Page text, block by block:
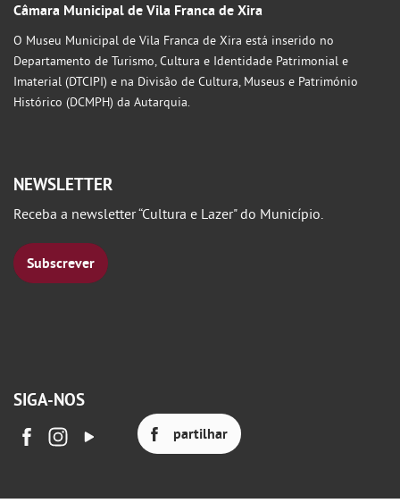
Câmara Municipal de Vila Franca de Xira
O Museu Municipal de Vila Franca de Xira está inserido no
Departamento de Turismo, Cultura e Identidade Patrimonial e
Imaterial (DTCIPI) e na Divisão de Cultura, Museus e Património
Histórico (DCMPH) da Autarquia.
NEWSLETTER
Receba a newsletter “Cultura e Lazer" do Município.
Subscrever
SIGA-NOS
partilhar